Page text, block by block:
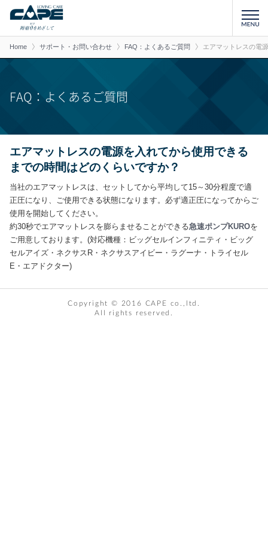
Home サポート・お問い合わせ FAQ：よくあるご質問 エアマットレスの電
FAQ：よくあるご質問
エアマットレスの電源を入れてから使用できる
までの時間はどのくらいですか？
当社のエアマットレスは、セットしてから平均して15～30分程度で適
正圧になり、ご使用できる状態になります。必ず適正圧になってからご
使用を開始してください。
約30秒でエアマットレスを膨らませることができる急速ポンプKUROを
ご用意しております。(対応機種：ビッグセルインフィニティ・ビッグ
セルアイズ・ネクサスR・ネクサスアイビー・ラグーナ・トライセル
E・エアドクター)
Copyright © 2016 CAPE co.,ltd.
All rights reserved.